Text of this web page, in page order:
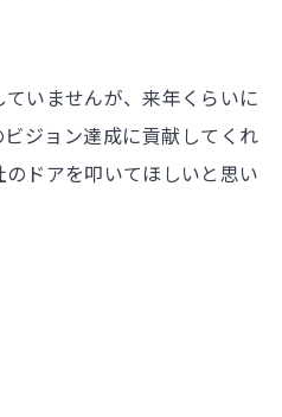
いませんが、来年くらいに
ジョン達成に貢献してくれ
ドアを叩いてほしいと思い